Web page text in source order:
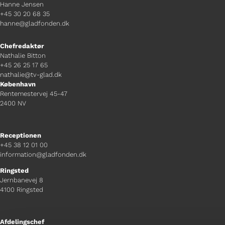
Hanne Jensen
+45 30 20 68 35
hanne@gladfonden.dk
Chefredaktør
Nathalie Bitton
+45 26 25 17 65
nathalie@tv-glad.dk
København
Rentemestervej 45-47
2400 NV
Receptionen
+45 38 12 01 00
information@gladfonden.dk
Ringsted
Jernbanevej 8
4100 Ringsted
Afdelingschef